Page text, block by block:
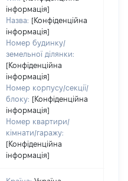
інформація]
Назва: [Конфіденційна
інформація]
Номер будинку/
земельної ділянки:
[Конфіденційна
інформація]
Номер корпусу/секції/
блоку: [Конфіденційна
інформація]
Номер квартири/
кімнати/гаражу:
[Конфіденційна
інформація]